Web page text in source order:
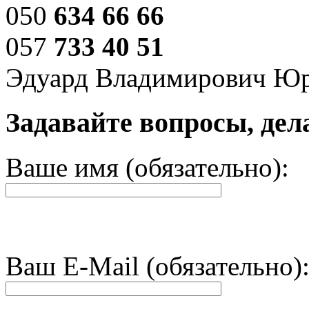
050 634 66 66
057 733 40 51
Эдуард Владимирович
Задавайте вопросы,
Ваше имя (обязательно):
Ваш E-Mail (обязательно):